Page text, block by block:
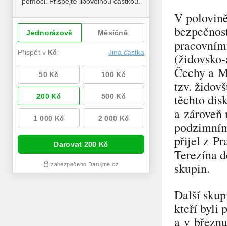
V
Čechy a
tzv.
těchto
a
přijel z
Terezína
skupin.
Další
kteří byli
a v